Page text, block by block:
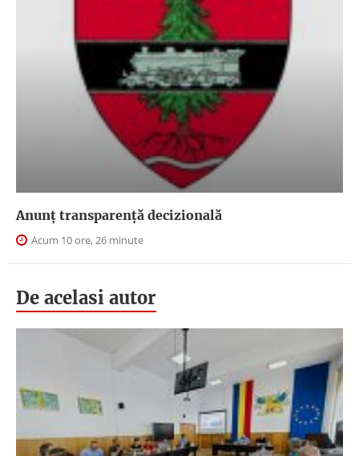
Anunţ transparenţă decizională
Acum 10 ore, 26 minute
De acelasi autor